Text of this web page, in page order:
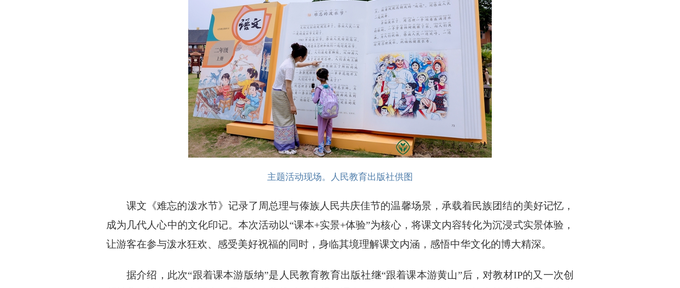
主题活动现场。人民教育出版社供图
课文《难忘的泼水节》记录了周总理与傣族人民共庆佳节的温馨场景，承载着民族团结的美好记忆，
成为几代人心中的文化印记。本次活动以“课本+实景+体验”为核心，将课文内容转化为沉浸式实景体验，
让游客在参与泼水狂欢、感受美好祝福的同时，身临其境理解课文内涵，感悟中华文化的博大精深。
据介绍，此次“跟着课本游版纳”是人民教育教育出版社继“跟着课本游黄山”后，对教材IP的又一次创